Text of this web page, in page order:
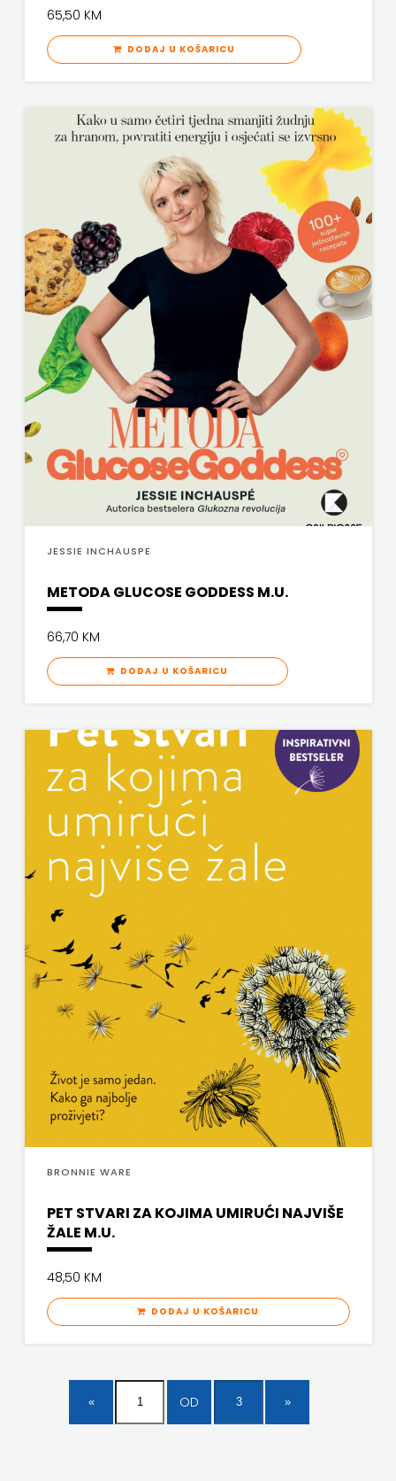
65,50 KM
DODAJ U KOŠARICU
JESSIE INCHAUSPE
METODA GLUCOSE GODDESS M.U.
66,70 KM
DODAJ U KOŠARICU
BRONNIE WARE
PET STVARI ZA KOJIMA UMIRUĆI NAJVIŠE
ŽALE M.U.
48,50 KM
DODAJ U KOŠARICU
OD